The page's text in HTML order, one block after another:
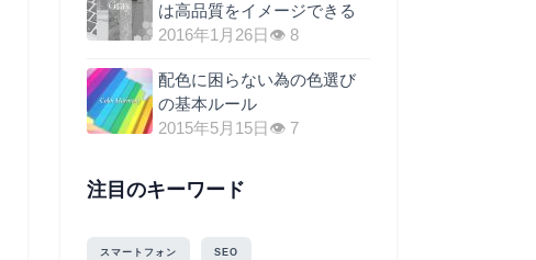
は高品質をイメージできる
2016年1月26日 👁 8
配色に困らない為の色選び
の基本ルール
2015年5月15日 👁 7
注目のキーワード
スマートフォン SEO